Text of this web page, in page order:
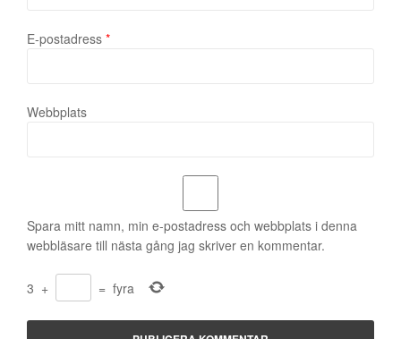
E-postadress *
Webbplats
Spara mitt namn, min e-postadress och webbplats i denna
webbläsare till nästa gång jag skriver en kommentar.
3 + = fyra